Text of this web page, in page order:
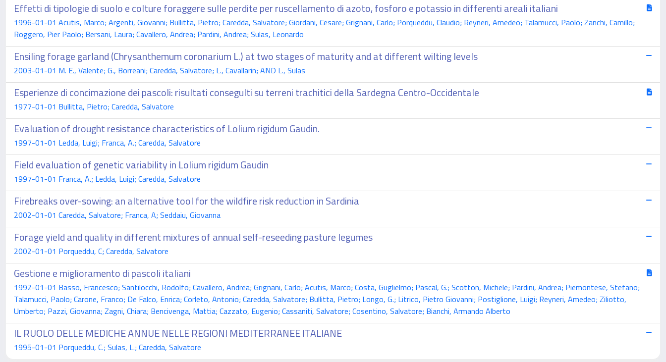
Effetti di tipologie di suolo e colture foraggere sulle perdite per ruscellamento di azoto, fosforo e potassio in differenti areali italiani
1996-01-01 Acutis, Marco; Argenti, Giovanni; Bullitta, Pietro; Caredda, Salvatore; Giordani, Cesare; Grignani, Carlo; Porqueddu, Claudio; Reyneri, Amedeo; Talamucci, Paolo; Zanchi, Camillo;
Roggero, Pier Paolo; Bersani, Laura; Cavallero, Andrea; Pardini, Andrea; Sulas, Leonardo
Ensiling forage garland (Chrysanthemum coronarium L.) at two stages of maturity and at different wilting levels
2003-01-01 M. E., Valente; G., Borreani; Caredda, Salvatore; L., Cavallarin; AND L., Sulas
Esperienze di concimazione dei pascoli: risultati consegulti su terreni trachitici della Sardegna Centro-Occidentale
1977-01-01 Bullitta, Pietro; Caredda, Salvatore
Evaluation of drought resistance characteristics of Lolium rigidum Gaudin.
1997-01-01 Ledda, Luigi; Franca, A.; Caredda, Salvatore
Field evaluation of genetic variability in Lolium rigidum Gaudin
1997-01-01 Franca, A.; Ledda, Luigi; Caredda, Salvatore
Firebreaks over-sowing: an alternative tool for the wildfire risk reduction in Sardinia
2002-01-01 Caredda, Salvatore; Franca, A; Seddaiu, Giovanna
Forage yield and quality in different mixtures of annual self-reseeding pasture legumes
2002-01-01 Porqueddu, C; Caredda, Salvatore
Gestione e miglioramento di pascoli italiani
1992-01-01 Basso, Francesco; Santilocchi, Rodolfo; Cavallero, Andrea; Grignani, Carlo; Acutis, Marco; Costa, Guglielmo; Pascal, G.; Scotton, Michele; Pardini, Andrea; Piemontese, Stefano;
Talamucci, Paolo; Carone, Franco; De Falco, Enrica; Corleto, Antonio; Caredda, Salvatore; Bullitta, Pietro; Longo, G.; Litrico, Pietro Giovanni; Postiglione, Luigi; Reyneri, Amedeo; Ziliotto,
Umberto; Pazzi, Giovanna; Zagni, Chiara; Bencivenga, Mattia; Cazzato, Eugenio; Cassaniti, Salvatore; Cosentino, Salvatore; Bianchi, Armando Alberto
IL RUOLO DELLE MEDICHE ANNUE NELLE REGIONI MEDITERRANEE ITALIANE
1995-01-01 Porqueddu, C.; Sulas, L.; Caredda, Salvatore